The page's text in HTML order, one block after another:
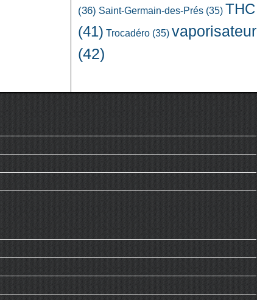
(36) Saint-Germain-des-Prés (35) THC
(41) Trocadéro (35) vaporisateur
(42)